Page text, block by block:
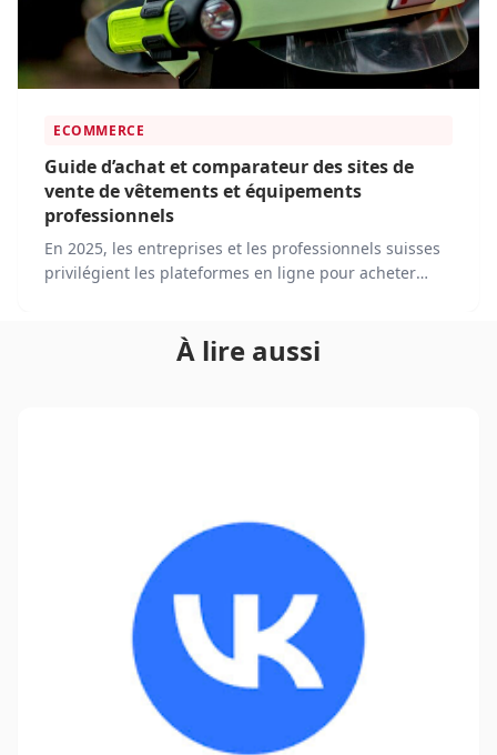
ECOMMERCE
Guide d’achat et comparateur des sites de
vente de vêtements et équipements
professionnels
En 2025, les entreprises et les professionnels suisses
privilégient les plateformes en ligne pour acheter
acteurs dominent le marché en proposant des
À lire aussi